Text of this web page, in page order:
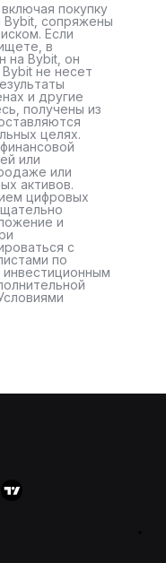
покупку
Bybit, сопряжены
Если
в
на Bybit, он
не несет
и другие
получены из
целях.
или
или
активов.
цифровых
и
с
по